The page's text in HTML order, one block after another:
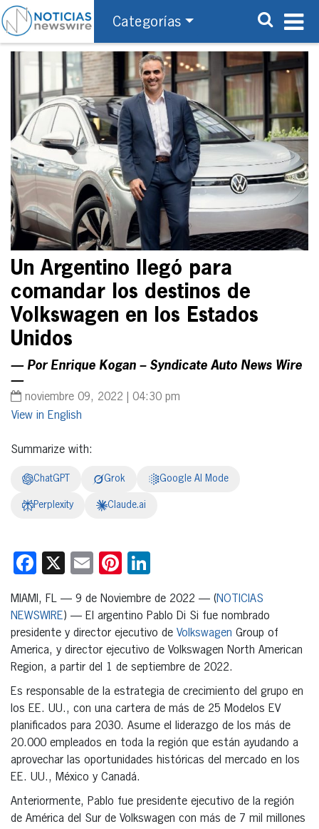
Categorías
Un Argentino llegó para
comandar los destinos de
Volkswagen en los Estados
Unidos
— Por Enrique Kogan – Syndicate Auto News Wire
—
noviembre 09, 2022 | 04:30 pm
English
Summarize with:
ChatGPT Grok Google AI Mode
Perplexity Claude.ai
Facebook
X EmailPinterest
MIAMI, FL — 9 de Noviembre de 2022 — (NOTICIAS
NEWSWIRE) — El argentino Pablo Di Si fue nombrado
presidente y director ejecutivo de Volkswagen Group of
America, y director ejecutivo de Volkswagen North American
Region, a partir del 1 de septiembre de 2022.
Es responsable de la estrategia de crecimiento del grupo en
los EE. UU., con una cartera de más de 25 Modelos EV
planificados para 2030. Asume el liderazgo de los más de
20.000 empleados en toda la región que están ayudando a
aprovechar las oportunidades históricas del mercado en los
EE. UU., México y Canadá.
Anteriormente, Pablo fue presidente ejecutivo de la región
de América del Sur de Volkswagen con más de 7 mil millones